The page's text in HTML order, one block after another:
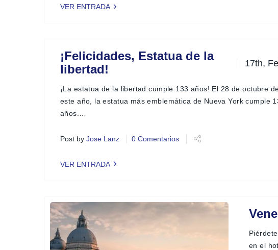
VER ENTRADA
¡Felicidades, Estatua de la
libertad!
17th,
¡La estatua de la libertad cumple 133 años! El 28 de octubre
este año, la estatua más emblemática de Nueva York cumple
años.…
Post by Jose Lanz 0 Comentarios
VER ENTRADA
en el